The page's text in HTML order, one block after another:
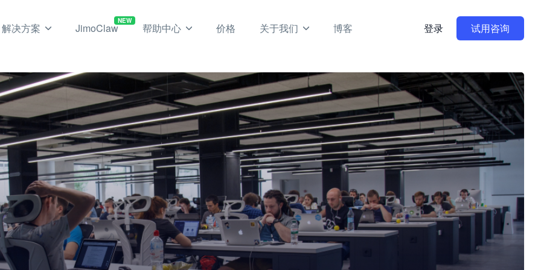
解决方案 JimoClaw
NEW
帮助中心 价格 关于我们 博客 登录 试用咨询